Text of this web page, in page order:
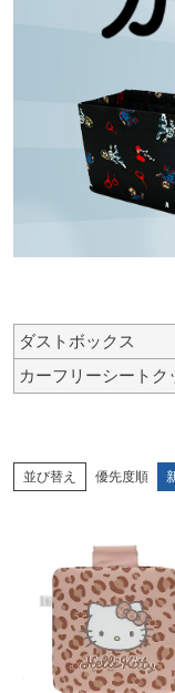
ダストボックス
カーフリーシートク
並び替え 優先度順